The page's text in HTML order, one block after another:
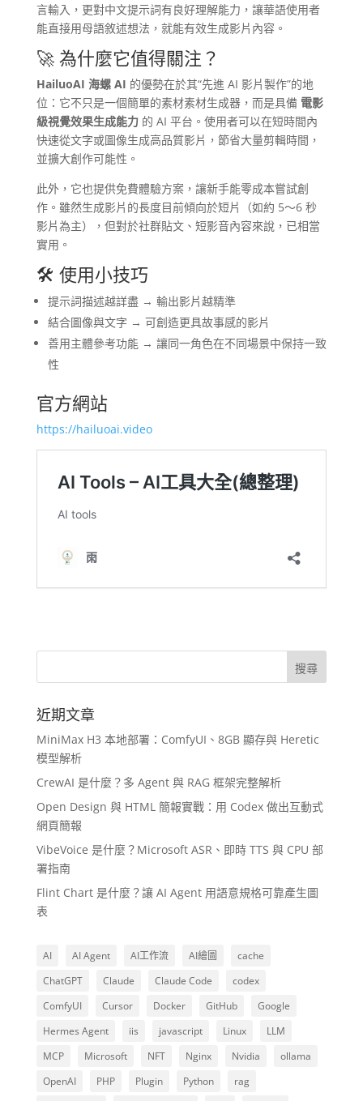
言輸入，更對中文提示詞有良好理解能力，讓華語使用者
能直接用母語敘述想法，就能有效生成影片內容。
🚀 為什麼它值得關注？
HailuoAI 海螺 AI 的優勢在於其“先進 AI 影片製作”的地
位：它不只是一個簡單的素材素材生成器，而是具備 電影
級視覺效果生成能力的 AI 平台。使用者可以在短時間內
快速從文字或圖像生成高品質影片，節省大量剪輯時間，
並擴大創作可能性。
此外，它也提供免費體驗方案，讓新手能零成本嘗試創
作。雖然生成影片的長度目前傾向於短片（如約 5～6 秒
影片為主），但對於社群貼文、短影音內容來說，已相當
實用。
🛠️ 使用小技巧
提示詞描述越詳盡 → 輸出影片越精準
結合圖像與文字 → 可創造更具故事感的影片
善用主體參考功能 → 讓同一角色在不同場景中保持一致
性
官方網站
https://hailuoai.video
近期文章
MiniMax H3 本地部署：ComfyUI、8GB 顯存與 Heretic
模型解析
CrewAI 是什麼？多 Agent 與 RAG 框架完整解析
Open Design 與 HTML 簡報實戰：用 Codex 做出互動式
網頁簡報
VibeVoice 是什麼？Microsoft ASR、即時 TTS 與 CPU 部
署指南
Flint Chart 是什麼？讓 AI Agent 用語意規格可靠產生圖
表
AI AI Agent AI工作流 AI繪圖
cache
ChatGPT
Claude Claude Code
codex
ComfyUI
Cursor Docker GitHub
Google
Hermes Agent
iis javascript Linux
LLM
MCP
Microsoft NFT Nginx Nvidia
ollama
OpenAI
PHP Plugin Python
rag